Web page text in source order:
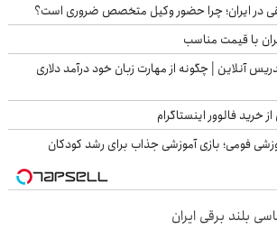
در ایران؛ چرا حضور وکیل متخصص ضروری است؟
با قیمت مناسب
آنلاین | چگونه از مهارت زبان خود درآمد دلاری
فالوور اینستاگرام
فومی؛ بازی آموزشی جذاب برای رشد کودکان